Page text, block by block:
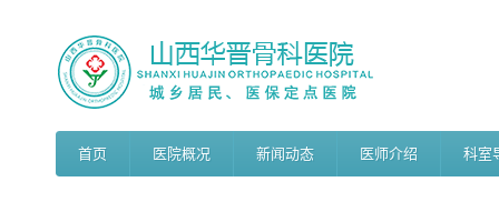
首页 医院概况 新闻动态 医师介绍 科室